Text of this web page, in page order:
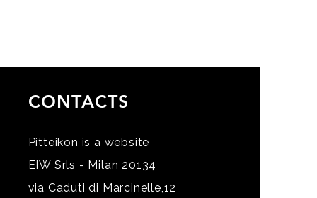
CONTACTS
Pitteikon is a website
EIW Srls - Milan 20134
via Caduti di Marcinelle,12